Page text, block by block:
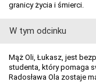
granicy życia i śmierci.
W tym odcinku
Mąż Oli, Łukasz, jest
studenta, który pomaga
Radosława Ola zostaje